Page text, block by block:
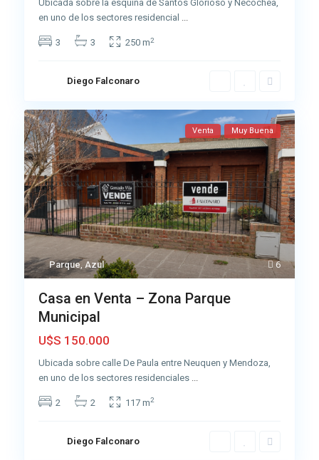
Ubicada sobre la esquina de Santos Glorioso y Necochea,
en uno de los sectores residencial ...
3 3 250 m2
Diego Falconaro
6
Parque,Azul
Venta Muy Buena
Casa en Venta – Zona Parque
Municipal
U$S 150.000
Ubicada sobre calle De Paula entre Neuquen y Mendoza,
en uno de los sectores residenciales ...
2 2 117 m2
Diego Falconaro